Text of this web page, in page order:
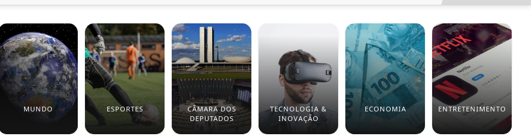
MUNDO ESPORTES
CÂMARA DOS
DEPUTADOS
TECNOLOGIA &
INOVAÇÃO
ECONOMIA ENTRETENIMENTO